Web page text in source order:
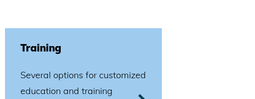
Training
Several options for customized
education and training